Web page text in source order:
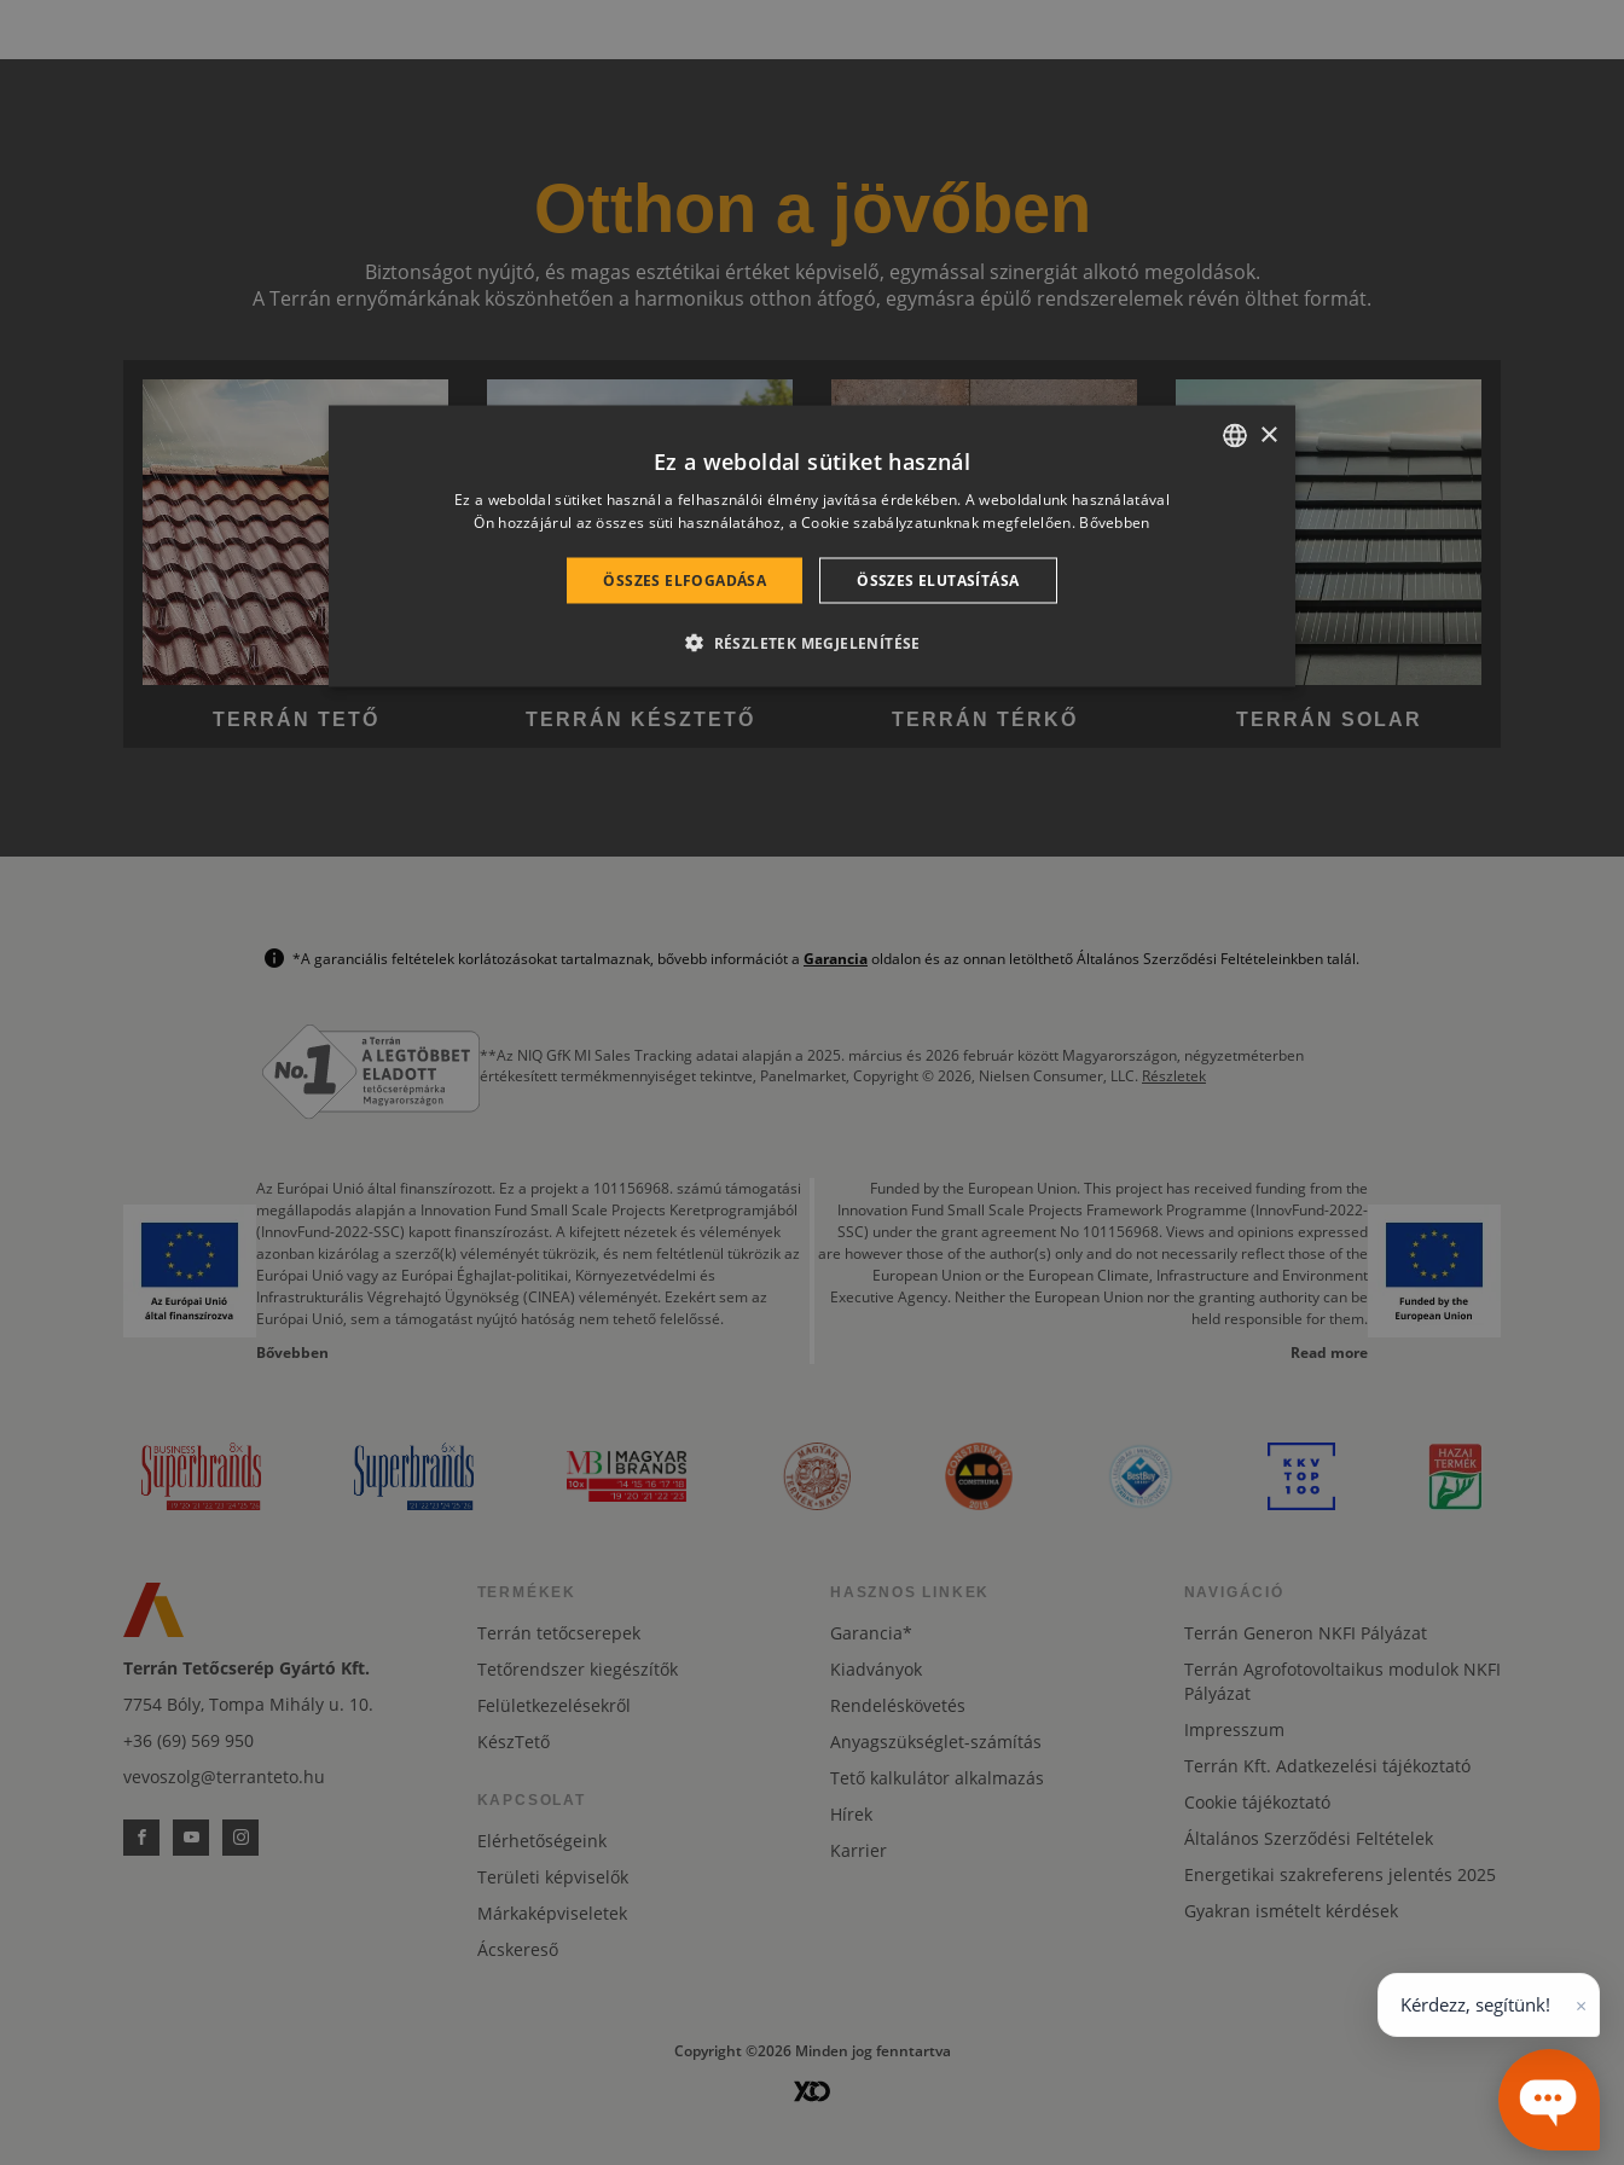
Otthon a jövőben
Biztonságot nyújtó, és magas esztétikai értéket képviselő, egymással szinergiát alkotó megoldások.
A Terrán ernyőmárkának köszönhetően a harmonikus otthon átfogó, egymásra épülő rendszerelemek révén ölthet formát.
TERRÁN TETŐ TERRÁN KÉSZTETŐ TERRÁN TÉRKŐ TERRÁN SOLAR
*A garanciális feltételek korlátozásokat tartalmaznak, bővebb információt a Garanciaoldalon és az onnan letölthető Általános Szerződési Feltételeinkben talál.
**Az NIQ GfK MI Sales Tracking adatai alapján a 2025. március és 2026 február között Magyarországon, négyzetméterben
értékesített termékmennyiséget tekintve, Panelmarket, Copyright © 2026, Nielsen Consumer, LLC. Részletek
Az Európai Unió által finanszírozott. Ez a projekt a 101156968. számú támogatási
megállapodás alapján a Innovation Fund Small Scale Projects Keretprogramjából
(InnovFund-2022-SSC) kapott finanszírozást. A kifejtett nézetek és vélemények
azonban kizárólag a szerző(k) véleményét tükrözik, és nem feltétlenül tükrözik az
Európai Unió vagy az Európai Éghajlat-politikai, Környezetvédelmi és
Infrastrukturális Végrehajtó Ügynökség (CINEA) véleményét. Ezekért sem az
Európai Unió, sem a támogatást nyújtó hatóság nem tehető felelőssé.
Bővebben
Funded by the European Union. This project has received funding from the
Innovation Fund Small Scale Projects Framework Programme (InnovFund-2022-
SSC) under the grant agreement No 101156968. Views and opinions expressed
are however those of the author(s) only and do not necessarily reflect those of the
European Union or the European Climate, Infrastructure and Environment
Executive Agency. Neither the European Union nor the granting authority can be
held responsible for them.
Read more
Terrán Tetőcserép Gyártó Kft.
7754 Bóly, Tompa Mihály u. 10.
+36 (69) 569 950
vevoszolg@terranteto.hu
TERMÉKEK
Terrán tetőcserepek
Tetőrendszer kiegészítők
Felületkezelésekről
KészTető
KAPCSOLAT
Elérhetőségeink
Területi képviselők
Márkaképviseletek
Ácskereső
HASZNOS LINKEK
Garancia*
Kiadványok
Rendeléskövetés
Anyagszükséglet-számítás
Tető kalkulátor alkalmazás
Hírek
Karrier
NAVIGÁCIÓ
Terrán Generon NKFI Pályázat
Terrán Agrofotovoltaikus modulok NKFI
Pályázat
Impresszum
Terrán Kft. Adatkezelési tájékoztató
Cookie tájékoztató
Általános Szerződési Feltételek
Energetikai szakreferens jelentés 2025
Gyakran ismételt kérdések
Copyright ©2026 Minden jog fenntartva
Kérdezz, segítünk! ×
×
Ez a weboldal sütiket használ
Ez a weboldal sütiket használ a felhasználói élmény javítása érdekében. A weboldalunk használatával
Ön hozzájárul az összes süti használatához, a Cookie szabályzatunknak megfelelően. Bővebben
ÖSSZES ELFOGADÁSA ÖSSZES ELUTASÍTÁSA
RÉSZLETEK MEGJELENÍTÉSE